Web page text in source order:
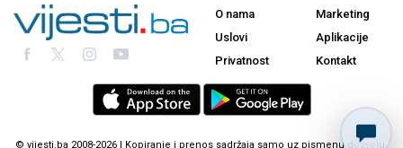
O nama
Uslovi
Privatnost
Marketing
Aplikacije
Kontakt
© vijesti.ba 2008-2026 | Kopiranje i prenos sadržaja samo uz pismenu dozvolu.